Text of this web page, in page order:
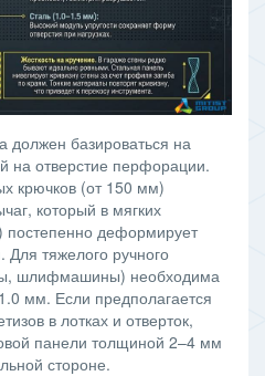
должен базироваться на
на отверстие перфорации.
крючков (от 150 мм)
который в мягких
постепенно деформирует
Для тяжелого ручного
шлифмашины) необходима
мм. Если предполагается
в лотках и отверток,
панели толщиной 2–4 мм
стороне.